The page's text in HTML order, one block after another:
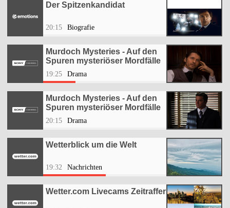
Der Spitzenkandidat
20:15 Biografie
Murdoch Mysteries - Auf den
Spuren mysteriöser Mordfälle
19:25 Drama
Murdoch Mysteries - Auf den
Spuren mysteriöser Mordfälle
20:15 Drama
Wetterblick um die Welt
19:32 Nachrichten
Wetter.com Livecams Zeitraffer